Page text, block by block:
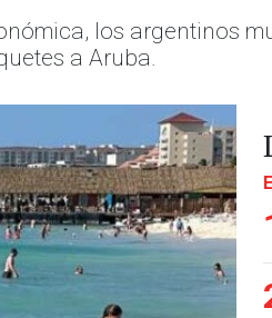
los argentinos
a Aruba.